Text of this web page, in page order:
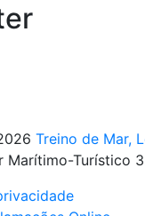
Treino de Mar,
Marítimo-Turístico